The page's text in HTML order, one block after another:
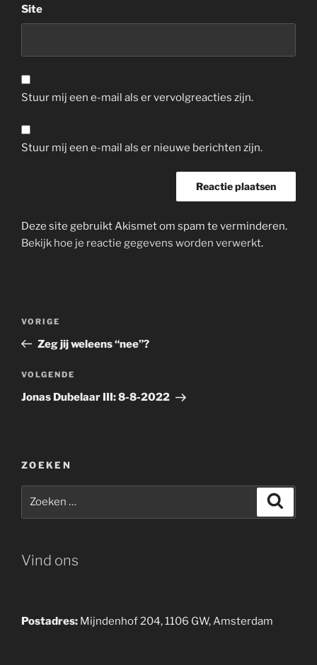
Site
Stuur mij een e-mail als er vervolgreacties zijn.
Stuur mij een e-mail als er nieuwe berichten zijn.
Deze site gebruikt Akismet om spam te verminderen.
Bekijk hoe je reactie gegevens worden verwerkt.
Vorig
bericht
VORIGE
Zeg jij weleens “nee”?
Volgend
bericht
VOLGENDE
Jonas Dubelaar III: 8-8-2022
ZOEKEN
Vind ons
Postadres: Mijndenhof 204, 1106 GW, Amsterdam